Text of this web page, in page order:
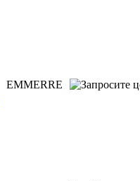
EMMERRE